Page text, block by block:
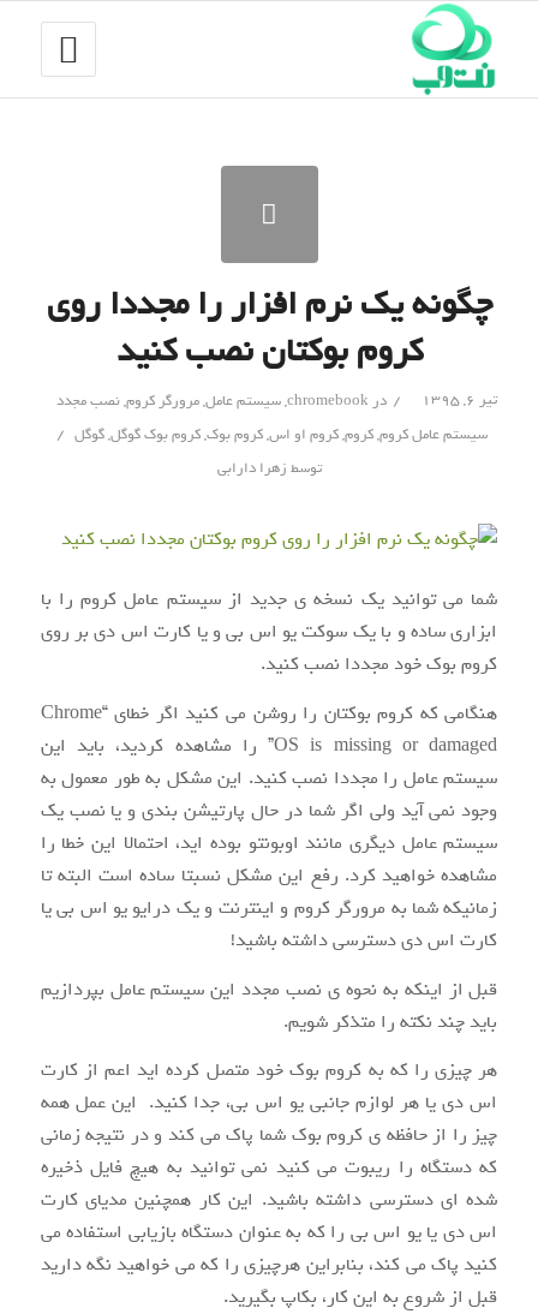
چگونه یک نرم افزار را مجددا روی
کروم بوکتان نصب کنید
تیر ۶, ۱۳۹۵ / در chromebook
,سیستم عامل,مرورگر کروم,نصب مجدد
سیستم عامل کروم,کروم,کروم او اس,کروم بوک,کروم بوک گوگل,گوگل /
توسط زهرا دارابی
شما می توانید یک نسخه ی جدید از سیستم عامل کروم را با
ابزاری ساده و با یک سوکت یو اس بی و یا کارت اس دی بر روی
کروم بوک خود مجددا نصب کنید.
هنگامی که کروم بوکتان را روشن می کنید اگر خطای “Chrome
OS is missing or damaged” را مشاهده کردید، باید این
سیستم عامل را مجددا نصب کنید. این مشکل به طور معمول به
وجود نمی آید ولی اگر شما در حال پارتیشن بندی و یا نصب یک
سیستم عامل دیگری مانند اوبونتو بوده اید، احتمالا این خطا را
مشاهده خواهید کرد. رفع این مشکل نسبتا ساده است البته تا
زمانیکه شما به مرورگر کروم و اینترنت و یک درایو یو اس بی یا
کارت اس دی دسترسی داشته باشید!
قبل از اینکه به نحوه ی نصب مجدد این سیستم عامل بپردازیم
باید چند نکته را متذکر شویم.
هر چیزی را که به کروم بوک خود متصل کرده اید اعم از کارت
اس دی یا هر لوازم جانبی یو اس بی، جدا کنید. این عمل همه
چیز را از حافظه ی کروم بوک شما پاک می کند و در نتیجه زمانی
که دستگاه را ریبوت می کنید نمی توانید به هیچ فایل ذخیره
شده ای دسترسی داشته باشید. این کار همچنین مدیای کارت
اس دی یا یو اس بی را که به عنوان دستگاه بازیابی استفاده می
کنید پاک می کند، بنابراین هرچیزی را که می خواهید نگه دارید
قبل از شروع به این کار، بکاپ بگیرید.